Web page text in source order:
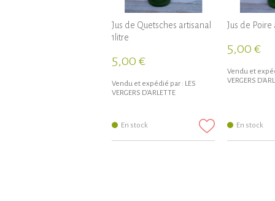
Jus de Quetsches artisanal
1litre
5,00 €
Vendu et expédié par : LES
VERGERS D'ARLETTE
En stock
Jus de Poire
5,00 €
Vendu et
VERGERS
En stock